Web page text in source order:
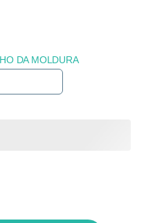
DA MOLDURA